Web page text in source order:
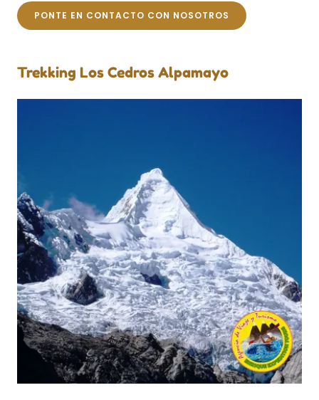
PONTE EN CONTACTO CON NOSOTROS
Trekking Los Cedros Alpamayo